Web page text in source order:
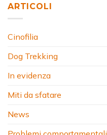
ARTICOLI
Cinofilia
Dog Trekking
In evidenza
Miti da sfatare
News